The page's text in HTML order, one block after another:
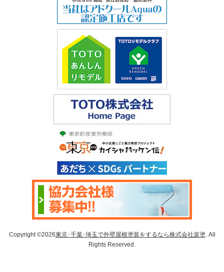
Copyright ©2026東京･千葉･埼玉で外壁屋根塗装をするなら株式会社楽塗 . All
Rights Reserved.